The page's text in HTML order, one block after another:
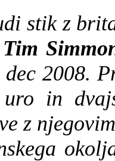
stik z
Tim
2008.
in
z